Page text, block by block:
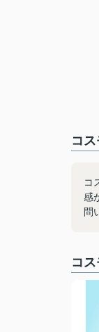
コ
コ
感
問
コ